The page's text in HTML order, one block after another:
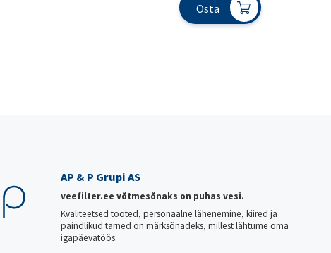
Osta
AP & P Grupi AS
veefilter.ee võtmesõnaks on puhas vesi.
Kvaliteetsed tooted, personaalne lähenemine, kiired ja
paindlikud tarned on märksõnadeks, millest lähtume oma
igapäevatöös.